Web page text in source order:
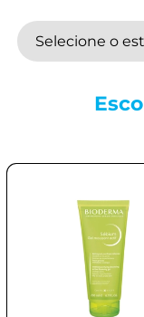
Selecione o